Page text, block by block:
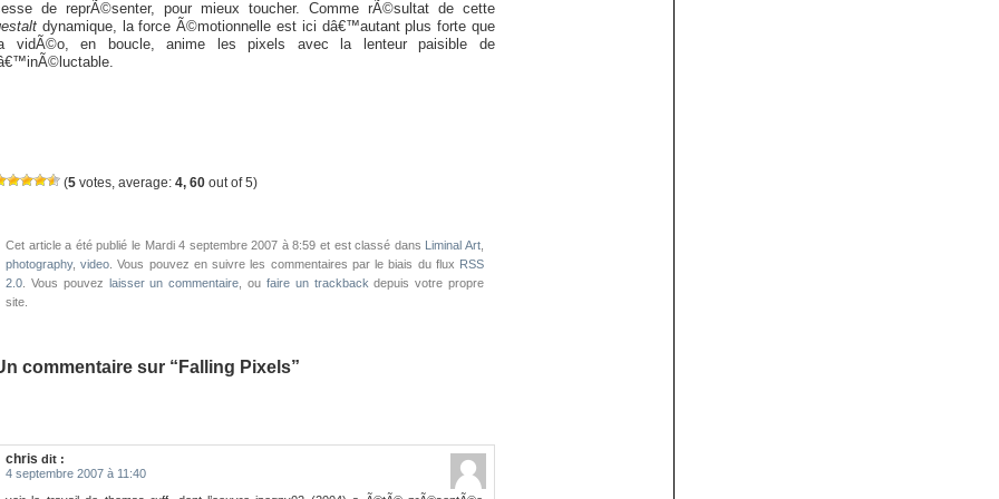
de reprÃ©senter, pour mieux toucher. Comme rÃ©sultat de cette
dynamique, la force Ã©motionnelle est ici dâ€™autant plus forte que
vidÃ©o, en boucle, anime les pixels avec la lenteur paisible de
(5 votes, average: 4, 60 out of 5)
Cet article a été publié le Mardi 4 septembre 2007 à 8:59 et est classé dans Liminal Art
photography,video . Vous pouvez en suivre les commentaires par le biais du flux RSS
2.0 . Vous pouvez laisser un commentaire , ou faire un trackback depuis votre propre
site.
commentaire sur “Falling Pixels”
chris dit :
4 septembre 2007 à 11:40